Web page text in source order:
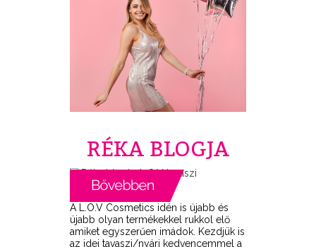
RÉKA BLOGJA
A L.O.V Cosmetics idén is újabb és
újabb olyan termékekkel rukkol elő
amiket egyszerűen imádok. Kezdjük is
az idei tavaszi/nyári kedvencemmel a